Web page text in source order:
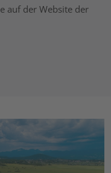
auf der Website der